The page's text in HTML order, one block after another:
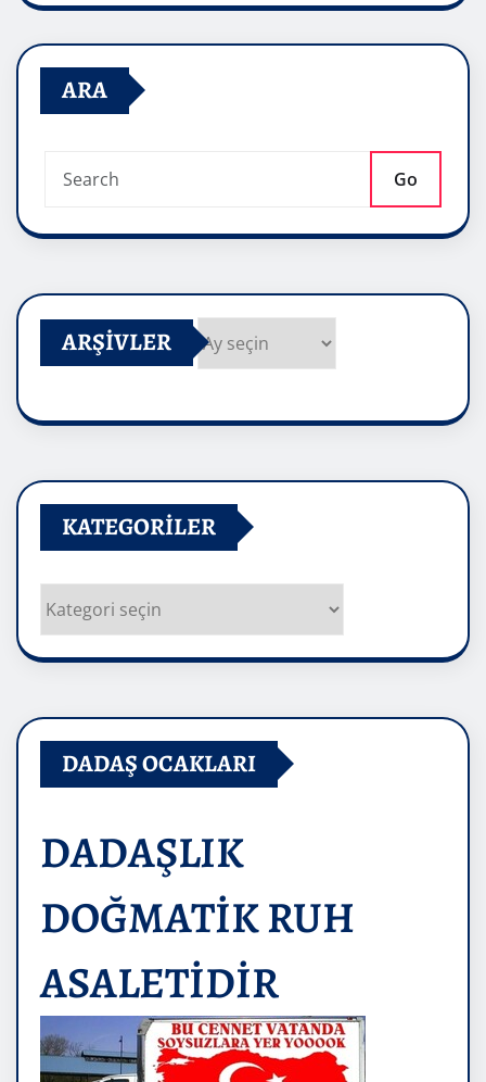
ARA
Go
ARŞIVLER
KATEGORILER
Kategoriler
DADAŞ OCAKLARI
DADAŞLIK
DOĞMATİK RUH
ASALETİDİR